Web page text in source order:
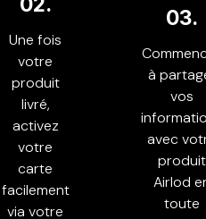
Une fois
votre
produit
livré,
activez
votre
carte
facilement
via votre
03.
à
vos
avec
produit
Airlod
toute